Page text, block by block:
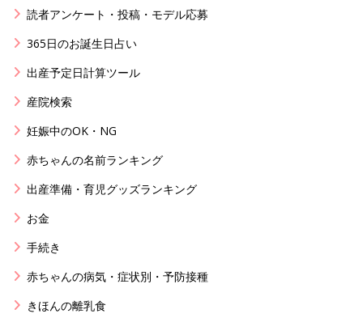
読者アンケート・投稿・モデル応募
365日のお誕生日占い
出産予定日計算ツール
産院検索
妊娠中のOK・NG
赤ちゃんの名前ランキング
出産準備・育児グッズランキング
お金
手続き
赤ちゃんの病気・症状別・予防接種
きほんの離乳食